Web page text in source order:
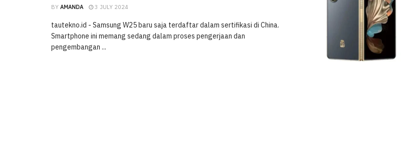
BY AMANDA 3 JULY 2024
tautekno.id - Samsung W25 baru saja terdaftar dalam sertifikasi di China.
Smartphone ini memang sedang dalam proses pengerjaan dan
pengembangan ...